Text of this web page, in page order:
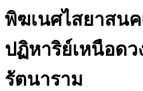
พิฆเนศไสยาสน
ปฏิหาริย์เหนือด
รัตนาราม